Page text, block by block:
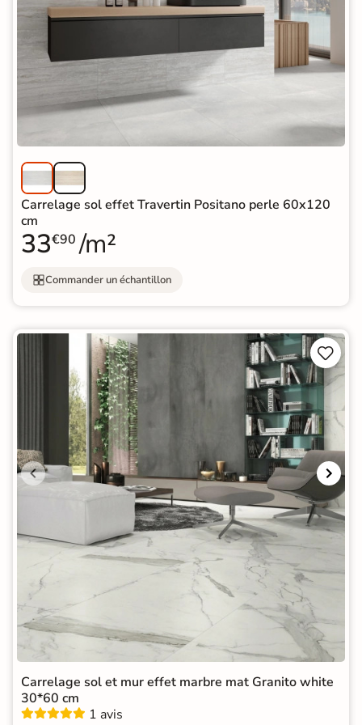
Carrelage sol effet Travertin Positano perle 60x120
cm
33€90 /m²
Commander un échantillon


Carrelage sol et mur effet marbre mat Granito white
30*60 cm
1 avis